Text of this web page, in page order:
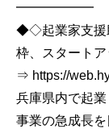
━━━━━━
◆◇起業家支援
枠、スタート
⇒ https://
兵庫県内で起業
事業の急成長を